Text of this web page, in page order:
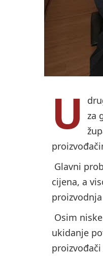
U
za
Glavni
cijena, a
Osim
ukidanje